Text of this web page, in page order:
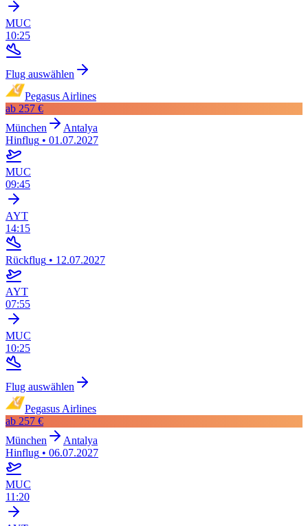
MUC
10:25
Flug auswählen
Pegasus Airlines
ab 257 €
München
Antalya
Hinflug • 01.07.2027
MUC
09:45
AYT
14:15
Rückflug • 12.07.2027
AYT
07:55
MUC
10:25
Flug auswählen
Pegasus Airlines
ab 257 €
München
Antalya
Hinflug • 06.07.2027
MUC
11:20